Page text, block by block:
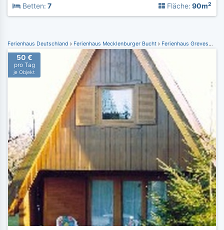
Betten: 7 Fläche: 90m2
Ferienhaus Deutschland Ferienhaus Mecklenburger Bucht Ferienhaus Grevesmühlen
50 €
pro Tag
je Objekt